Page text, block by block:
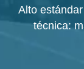
Alto
técnica: